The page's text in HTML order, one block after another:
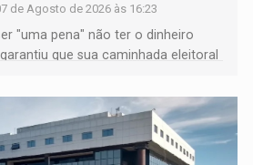
de Agosto de 2026 às 16:23
"uma pena" não ter o dinheiro
que sua caminhada eleitoral